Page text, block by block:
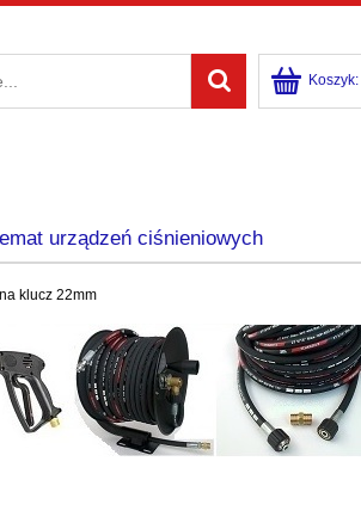
Koszyk:
urządzeń ciśnieniowych
klucz 22mm